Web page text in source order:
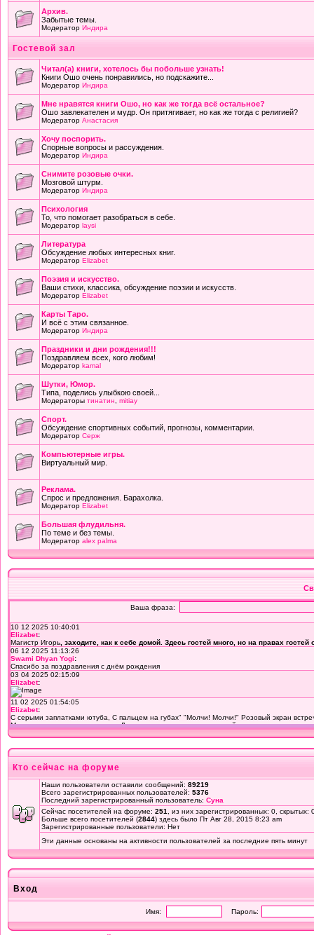
Архив.
Забытые темы.
Модератор Индира
Гостевой зал
Читал(а) книги, хотелось бы побольше узнать!
Книги Ошо очень понравились, но подскажите...
Модератор Индира
Мне нравятся книги Ошо, но как же тогда всё остальное?
Ошо завлекателен и мудр. Он притягивает, но как же тогда с религией?
Модератор Анастасия
Хочу поспорить.
Спорные вопросы и рассуждения.
Модератор Индира
Снимите розовые очки.
Мозговой штурм.
Модератор Индира
Психология
То, что помогает разобраться в себе.
Модератор laysi
Литература
Обсуждение любых интересных книг.
Модератор Elizabet
Поэзия и искусство.
Ваши стихи, классика, обсуждение поэзии и искусств.
Модератор Elizabet
Карты Таро.
И всё с этим связанное.
Модератор Индира
Праздники и дни рождения!!!
Поздравляем всех, кого любим!
Модератор kamal
Шутки, Юмор.
Типа, поделись улыбкою своей...
Модераторы тинатин mitiay
Cпорт.
Обсуждение спортивных событий, прогнозы, комментарии.
Модератор Серж
Компьютерные игры.
Виртуальный мир.
Реклама.
Спрос и предложения. Барахолка.
Модератор Elizabet
Большая флудильня.
По теме и без темы.
Модератор alex palma
Кто сейчас на форуме
Наши пользователи оставили сообщений: 89219
Всего зарегистрированных пользователей: 5376
Последний зарегистрированный пользователь: Суна
Сейчас посетителей на форуме: 251
, из них зарегистрированных: 0,
Больше всего посетителей (2844) здесь было Пт Авг 28, 2015 8:23 am
Зарегистрированные пользователи: Нет
Эти данные основаны на активности пользователей за последние пять минут
Вход
Имя: Пароль: